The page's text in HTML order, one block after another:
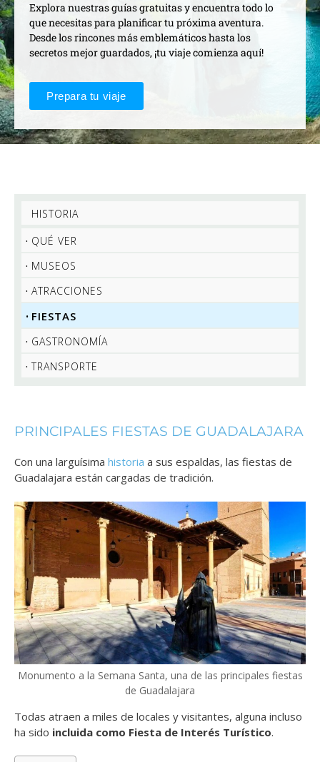
Explora nuestras guías gratuitas y encuentra todo lo
que necesitas para planificar tu próxima aventura.
Desde los rincones más emblemáticos hasta los
secretos mejor guardados, ¡tu viaje comienza aquí!
Prepara tu viaje
HISTORIA
QUÉ VER
MUSEOS
ATRACCIONES
FIESTAS
GASTRONOMÍA
TRANSPORTE
PRINCIPALES FIESTAS DE GUADALAJARA
Con una larguísima historia a sus espaldas, las fiestas de
Guadalajara están cargadas de tradición.
Monumento a la Semana Santa, una de las principales fiestas
de Guadalajara
Todas atraen a miles de locales y visitantes, alguna incluso
ha sido incluida como Fiesta de Interés Turístico.